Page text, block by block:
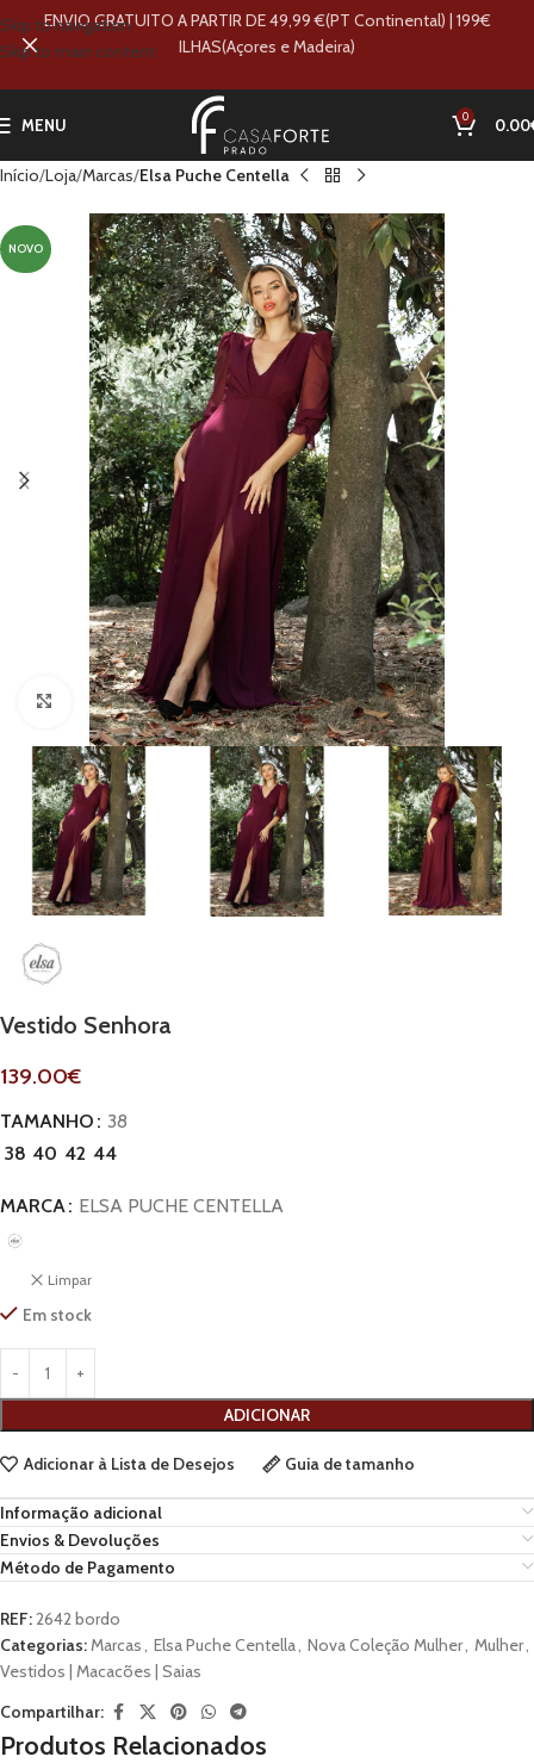
Skip to navigation
Skip to main content
MENU 0 0.00
Início Loja Marcas Elsa Puche Centella
NOVO
Clique para ampliar
Vestido Senhora
139.00€
TAMANHO
38
38 40 42 44
MARCA ELSA PUCHE CENTELLA
Limpar
Em stock
ADICIONAR
Adicionar à Lista de Desejos Guia de tamanho
Informação adicional
Envios & Devoluções
Método de Pagamento
REF:2642 bordo
Categorias: Marcas Elsa Puche Centella Nova Coleção Mulher Mulher
Vestidos | Macacões | Saias
Compartilhar:
Produtos Relacionados
ENVIO GRATUITO A PARTIR DE 49,99 €(PT Continental) | 199€
ILHAS(Açores e Madeira)